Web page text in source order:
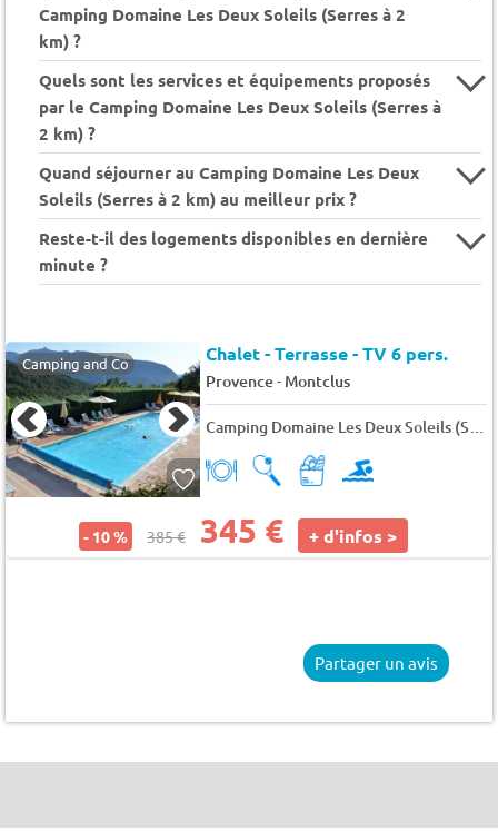
Camping Domaine Les Deux Soleils (Serres à 2
km) ?
Quels sont les services et équipements proposés
par le Camping Domaine Les Deux Soleils (Serres à
2 km) ?
Quand séjourner au Camping Domaine Les Deux
Soleils (Serres à 2 km) au meilleur prix ?
Reste-t-il des logements disponibles en dernière
minute ?
Camping and Co Chalet - Terrasse - TV 6 pers.
Provence- Montclus
- 10 % 385 € 345 € + d'infos >
Partager un avis